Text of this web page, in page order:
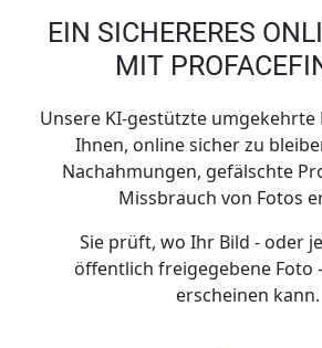
EIN SICHERERES
MIT
Unsere KI-gestützte
Ihnen, online sicher zu
Nachahmungen, gefälschte
Missbrauch von Fotos
Sie prüft, wo Ihr Bild - oder
öffentlich freigegebene Foto
erscheinen kann.